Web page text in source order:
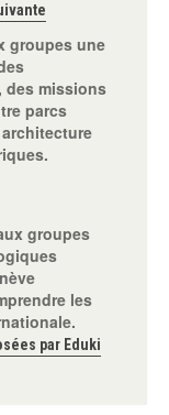
groupes une
des missions
parcs
groupes
les
par Eduki